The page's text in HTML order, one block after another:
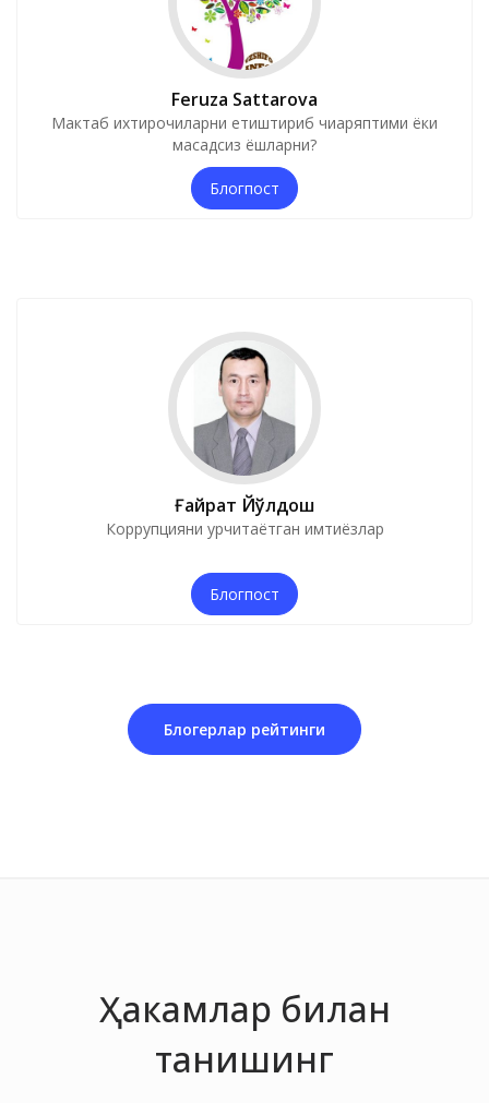
Feruza Sattarova
Мактаб ихтирочиларни етиштириб чиқаряптими ёки
мақсадсиз ёшларни?
Блогпост
Ғайрат Йўлдош
Коррупцияни урчитаётган имтиёзлар
Блогпост
Блогерлар рейтинги
Ҳакамлар билан
танишинг